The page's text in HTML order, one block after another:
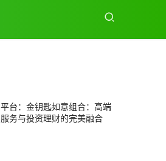
平台：金钥匙如意组合：高端
服务与投资理财的完美融合